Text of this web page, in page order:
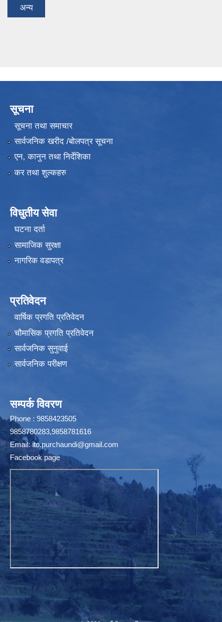
अन्य
सूचना
सूचना तथा समाचार
सार्वजनिक खरीद /बोलपत्र सूचना
एन, कानुन तथा निर्देशिका
कर तथा शुल्कहरु
विधुतीय सेवा
घटना दर्ता
सामाजिक सुरक्षा
नागरिक वडापत्र
प्रतिवेदन
वार्षिक प्रगति प्रतिवेदन
चौमासिक प्रगति प्रतिवेदन
सार्वजनिक सुनुवाई
सार्वजनिक परीक्षण
सम्पर्क विवरण
Phone : 9858423505
9858780283,9858781616
Email:ito.purchaundi@gmail.com
Facebook page